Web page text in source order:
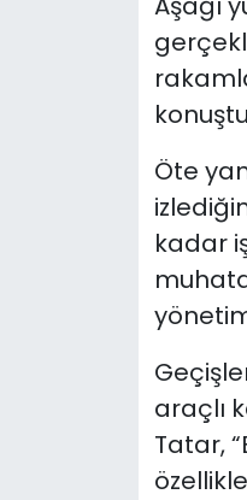
Öte
kadar
araçlı
Tatar,